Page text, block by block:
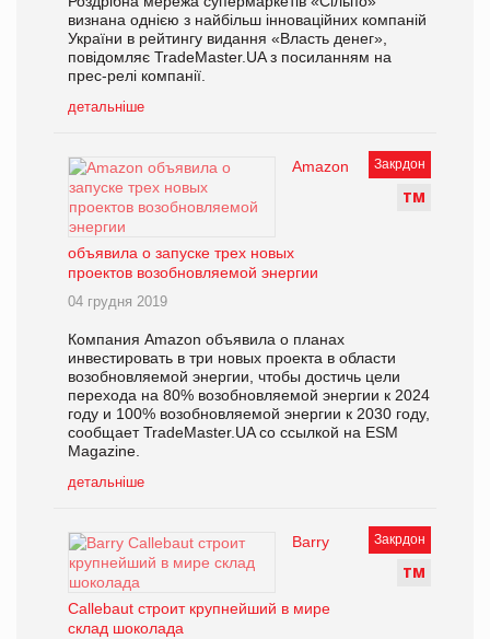
визнана однією з найбільш інноваційних компаній
України в рейтингу видання «Власть денег»,
повідомляє TradeMaster.UA з посиланням на
прес-релі компанії.
детальніше
Закрдон
ТМ
Amazon
объявила о запуске трех новых
проектов возобновляемой энергии
04 грудня 2019
Компания Amazon объявила о планах
инвестировать в три новых проекта в области
возобновляемой энергии, чтобы достичь цели
перехода на 80% возобновляемой энергии к 2024
году и 100% возобновляемой энергии к 2030 году,
сообщает TradeMaster.UA со ссылкой на ESM
Magazine.
детальніше
Закрдон
ТМ
Barry
Callebaut строит крупнейший в мире
склад шоколада